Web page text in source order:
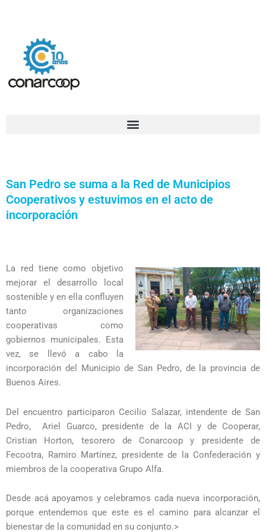
San Pedro se suma a la Red de Municipios
Cooperativos y estuvimos en el acto de
incorporación
La red tiene como objetivo
mejorar el desarrollo local
sostenible y en ella confluyen
tanto organizaciones
cooperativas como
gobiernos municipales. Esta
vez, se llevó a cabo la
incorporación del Municipio de San Pedro, de la provincia de
Buenos Aires.
Del encuentro participaron Cecilio Salazar, intendente de San
Pedro, Ariel Guarco, presidente de la ACI y de Cooperar,
Cristian Horton, tesorero de Conarcoop y presidente de
Fecootra, Ramiro Martínez, presidente de la Confederación y
miembros de la cooperativa Grupo Alfa.
Desde acá apoyamos y celebramos cada nueva incorporación,
porque entendemos que este es el camino para alcanzar el
bienestar de la comunidad en su conjunto.>